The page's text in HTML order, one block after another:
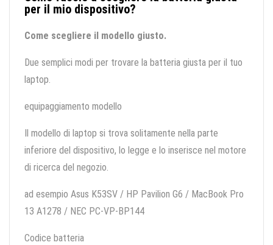
per il mio dispositivo?
Come scegliere il modello giusto.
Due semplici modi per trovare la batteria giusta per il tuo
laptop.
equipaggiamento modello
Il modello di laptop si trova solitamente nella parte
inferiore del dispositivo, lo legge e lo inserisce nel motore
di ricerca del negozio.
ad esempio Asus K53SV / HP Pavilion G6 / MacBook Pro
13 A1278 / NEC PC-VP-BP144
Codice batteria